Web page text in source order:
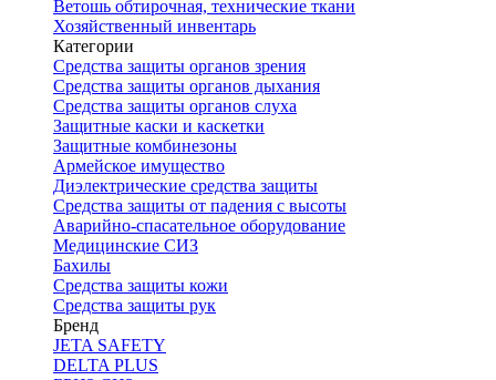
Ветошь обтирочная, технические ткани
Хозяйственный инвентарь
Категории
Средства защиты органов зрения
Средства защиты органов дыхания
Средства защиты органов слуха
Защитные каски и каскетки
Защитные комбинезоны
Армейское имущество
Диэлектрические средства защиты
Средства защиты от падения с высоты
Аварийно-спасательное оборудование
Медицинские СИЗ
Бахилы
Средства защиты кожи
Средства защиты рук
Бренд
JETA SAFETY
DELTA PLUS